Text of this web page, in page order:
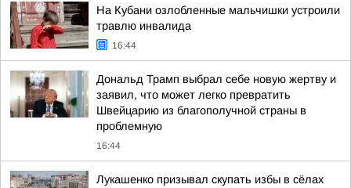
На Кубани озлобленные мальчишки устроили
травлю инвалида
16:44
Дональд Трамп выбрал себе новую жертву и
заявил, что может легко превратить
Швейцарию из благополучной страны в
проблемную
16:44
Лукашенко призывал скупать избы в сёлах